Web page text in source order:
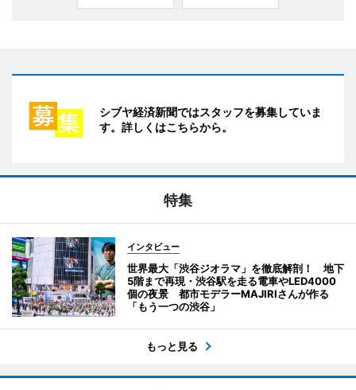
シブヤ経済新聞ではスタッフを募集していま
す。詳しくはこちらから。
特集
インタビュー
世界最大「渋谷ジオラマ」を徹底解剖！ 地下
5階まで再現・渋谷駅を走る電車やLED4000
個の夜景 都市モデラーMAJIRIさんが作る
「もう一つの渋谷」
もっと見る